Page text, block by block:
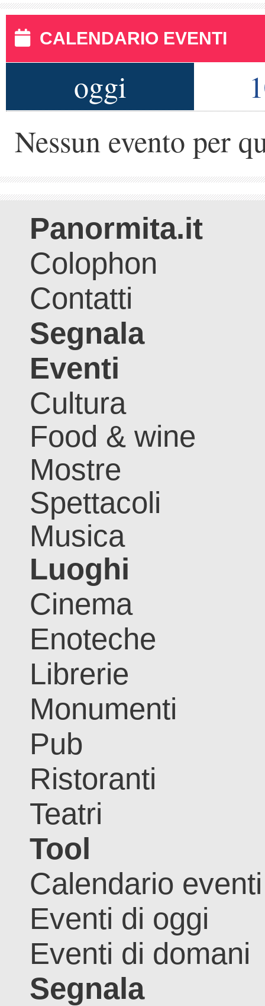
CALENDARIO EVENTI
oggi
Nessun evento per
Panormita.it
Colophon
Contatti
Segnala
Eventi
Cultura
Food & wine
Mostre
Spettacoli
Musica
Luoghi
Cinema
Enoteche
Librerie
Monumenti
Pub
Ristoranti
Teatri
Tool
Calendario eventi
Eventi di oggi
Eventi di domani
Segnala